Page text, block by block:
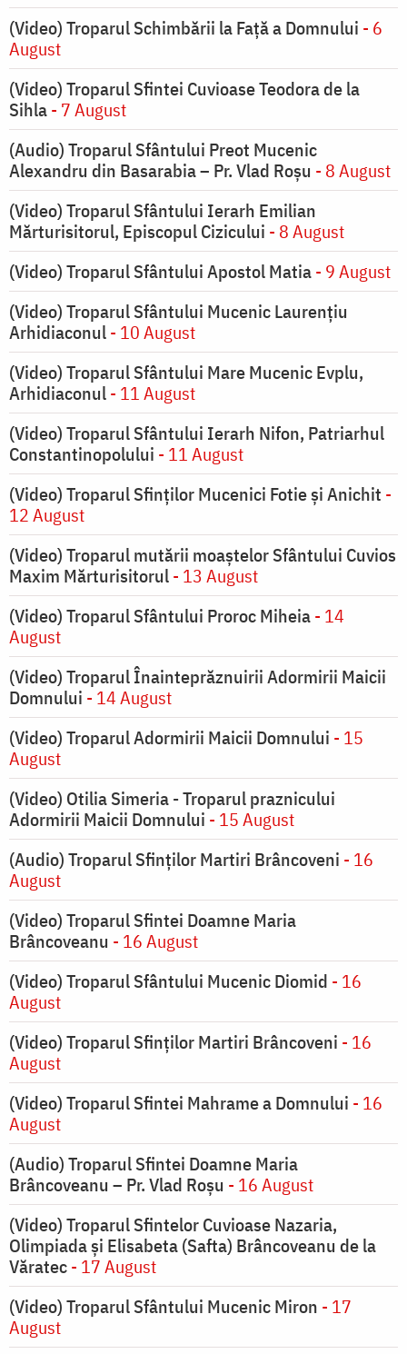
(Video) Troparul Schimbării la Față a Domnului - 6
August
(Video) Troparul Sfintei Cuvioase Teodora de la
Sihla- 7 August
(Audio) Troparul Sfântului Preot Mucenic
Alexandru din Basarabia – Pr. Vlad Roșu - 8 August
(Video) Troparul Sfântului Ierarh Emilian
Mărturisitorul, Episcopul Cizicului - 8 August
(Video) Troparul Sfântului Apostol Matia- 9 August
(Video) Troparul Sfântului Mucenic Laurențiu
Arhidiaconul- 10 August
(Video) Troparul Sfântului Mare Mucenic Evplu,
Arhidiaconul- 11 August
(Video) Troparul Sfântului Ierarh Nifon, Patriarhul
Constantinopolului - 11 August
(Video) Troparul Sfinților Mucenici Fotie și Anichit -
12 August
(Video) Troparul mutării moaștelor Sfântului Cuvios
Maxim Mărturisitorul- 13 August
(Video) Troparul Sfântului Proroc Miheia- 14
August
(Video) Troparul Înainteprăznuirii Adormirii Maicii
Domnului - 14 August
(Video) Troparul Adormirii Maicii Domnului - 15
August
(Video) Otilia Simeria - Troparul praznicului
Adormirii Maicii Domnului - 15 August
(Audio) Troparul Sfinților Martiri Brâncoveni - 16
August
(Video) Troparul Sfintei Doamne Maria
Brâncoveanu - 16 August
(Video) Troparul Sfântului Mucenic Diomid - 16
August
(Video) Troparul Sfinților Martiri Brâncoveni - 16
August
(Video) Troparul Sfintei Mahrame a Domnului - 16
August
(Audio) Troparul Sfintei Doamne Maria
Brâncoveanu – Pr. Vlad Roșu - 16 August
(Video) Troparul Sfintelor Cuvioase Nazaria,
Olimpiada și Elisabeta (Safta) Brâncoveanu de la
Văratec- 17 August
(Video) Troparul Sfântului Mucenic Miron - 17
August